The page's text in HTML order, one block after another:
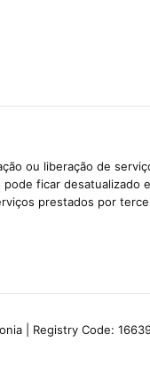
ou liberação de
ficar desatualizado
prestados por
| Registry Code: